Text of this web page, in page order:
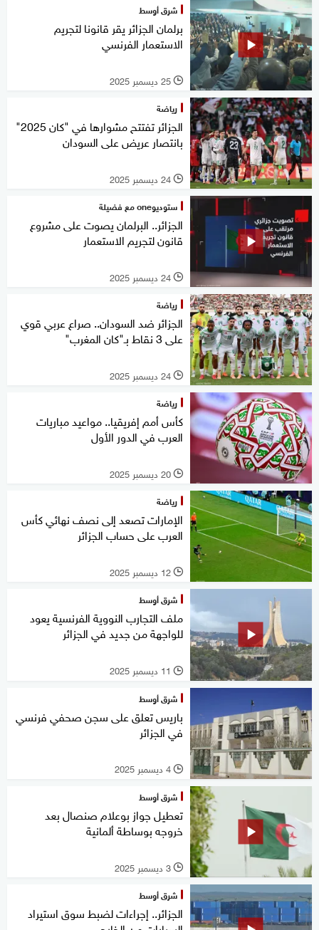
شرق أوسط
برلمان الجزائر يقر قانونا لتجريم
الاستعمار الفرنسي
l 25 ديسمبر 2025
رياضة
الجزائر تفتتح مشوارها في "كان 2025"
بانتصار عريض على السودان
l 24 ديسمبر 2025
ستوديوone مع فضيلة
الجزائر.. البرلمان يصوت على مشروع
قانون لتجريم الاستعمار
l 24 ديسمبر 2025
رياضة
الجزائر ضد السودان.. صراع عربي قوي
على 3 نقاط بـ"كان المغرب"
l 24 ديسمبر 2025
رياضة
كأس أمم إفريقيا.. مواعيد مباريات
العرب في الدور الأول
l 20 ديسمبر 2025
رياضة
الإمارات تصعد إلى نصف نهائي كأس
العرب على حساب الجزائر
l 12 ديسمبر 2025
شرق أوسط
ملف التجارب النووية الفرنسية يعود
للواجهة من جديد في الجزائر
l 11 ديسمبر 2025
شرق أوسط
باريس تعلق على سجن صحفي فرنسي
في الجزائر
l 4 ديسمبر 2025
شرق أوسط
تعطيل جواز بوعلام صنصال بعد
خروجه بوساطة ألمانية
l 3 ديسمبر 2025
شرق أوسط
الجزائر.. إجراءات لضبط سوق استيراد